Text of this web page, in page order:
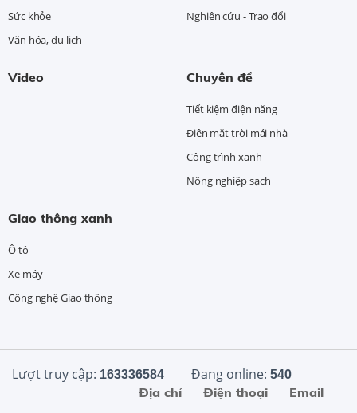
Sức khỏe
Văn hóa, du lịch
Nghiên cứu - Trao đổi
Video Chuyên đề
Tiết kiệm điện năng
Điện mặt trời mái nhà
Công trình xanh
Nông nghiệp sạch
Giao thông xanh
Ô tô
Xe máy
Công nghệ Giao thông
Lượt truy cập: 163336584 Đang online: 540
Email
Điện thoại
Địa chỉ